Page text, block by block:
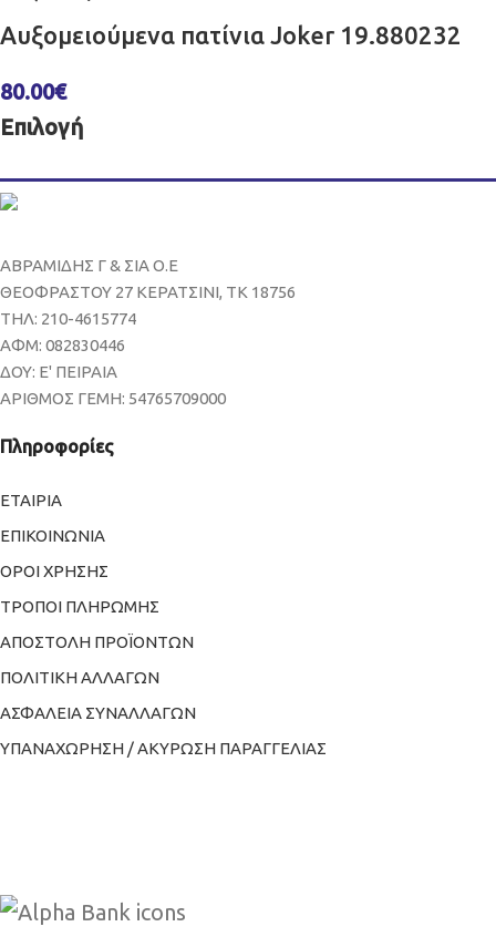
Αυξομειούμενα πατίνια Joker 19.880232
80.00€
Επιλογή
ΑΒΡΑΜΙΔΗΣ Γ & ΣΙΑ Ο.Ε
ΘΕΟΦΡΑΣΤΟΥ 27 ΚΕΡΑΤΣΙΝΙ, ΤΚ 18756
ΤΗΛ: 210-4615774
ΑΦΜ: 082830446
ΔΟΥ: Ε' ΠΕΙΡΑΙΑ
ΑΡΙΘΜΟΣ ΓΕΜΗ: 54765709000
Πληροφορίες
ΕΤΑΙΡΙΑ
ΕΠΙΚΟΙΝΩΝΙΑ
ΟΡΟΙ ΧΡΗΣΗΣ
ΤΡΟΠΟΙ ΠΛΗΡΩΜΗΣ
ΑΠΟΣΤΟΛΗ ΠΡΟΪΟΝΤΩΝ
ΠΟΛΙΤΙΚΗ ΑΛΛΑΓΩΝ
ΑΣΦΑΛΕΙΑ ΣΥΝΑΛΛΑΓΩΝ
ΥΠΑΝΑΧΩΡΗΣΗ / ΑΚΥΡΩΣΗ ΠΑΡΑΓΓΕΛΙΑΣ